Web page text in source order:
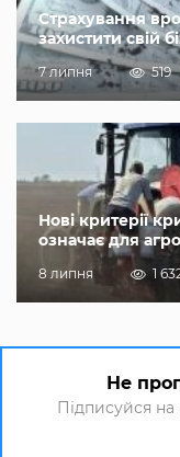
Страхування
захистити свій
7 липня 519
Нові критерії
означає для
8 липня 1
Не
Підписуйся на